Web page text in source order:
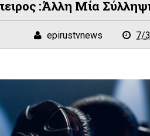
:Άλλη Μία
epirustvnews 7/